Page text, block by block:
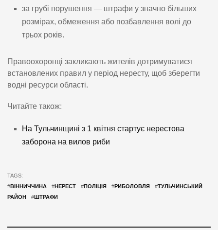
за грубі порушення — штрафи у значно більших
розмірах, обмеження або позбавлення волі до
трьох років.
Правоохоронці закликають жителів дотримуватися
встановлених правил у період нересту, щоб зберегти
водні ресурси області.
Читайте також:
На Тульчинщині з 1 квітня стартує нерестова
заборона на вилов риби
TAGS:
#ВІННИЧЧИНА #НЕРЕСТ #ПОЛІЦІЯ #РИБОЛОВЛЯ #ТУЛЬЧИНСЬКИЙ
РАЙОН
#ШТРАФИ